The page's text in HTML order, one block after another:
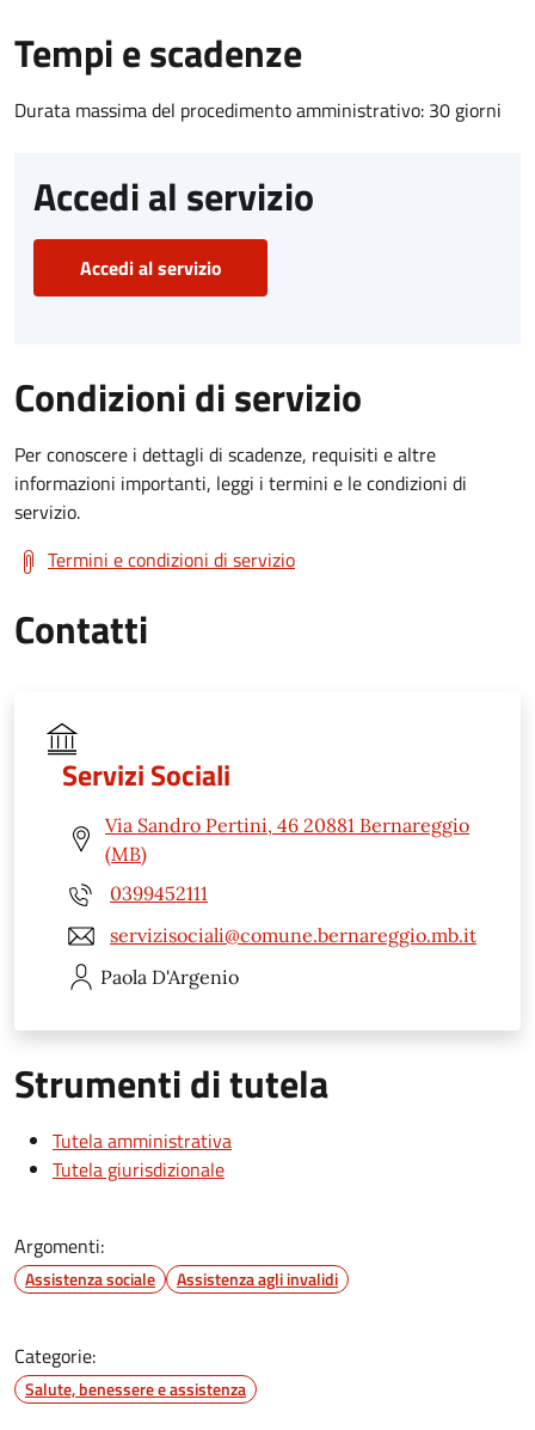
Tempi e scadenze
Durata massima del procedimento amministrativo: 30 giorni
Accedi al servizio
Accedi al servizio
Condizioni di servizio
Per conoscere i dettagli di scadenze, requisiti e altre
informazioni importanti, leggi i termini e le condizioni di
servizio.
Termini e condizioni di servizio
Contatti
Servizi Sociali
Via Sandro Pertini, 46 20881 Bernareggio
(MB)
0399452111
servizisociali@comune.bernareggio.mb.it
Paola D'Argenio
Strumenti di tutela
Tutela amministrativa
Tutela giurisdizionale
Argomenti:
Assistenza sociale Assistenza agli invalidi
Categorie:
Salute, benessere e assistenza